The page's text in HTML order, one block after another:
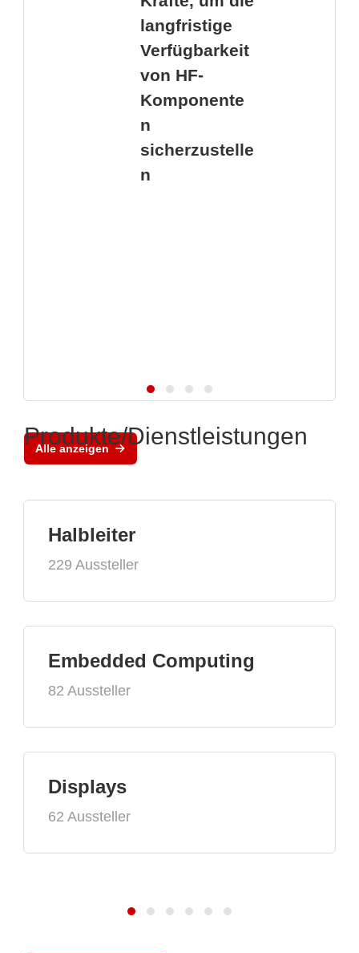
langfristige
Verfügbarkeit
von HF-
Komponente
n
sicherzustelle
n
Alle anzeigen
Produkte/Dienstleistungen
Halbleiter
229 Aussteller
Embedded Computing
82 Aussteller
Displays
62 Aussteller